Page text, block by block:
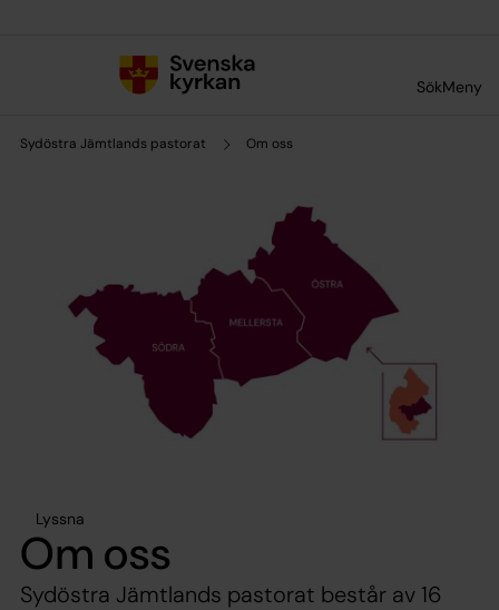
SökMeny
Sydöstra Jämtlands pastorat Om oss
Lyssna
Om oss
Sydöstra Jämtlands pastorat består av 16